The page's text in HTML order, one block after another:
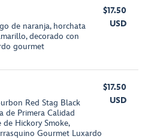
de naranja, horchata
decorado con
gourmet
$17.50
USD
Red Stag Black
de Primera Calidad
Hickory Smoke,
Gourmet Luxardo
$17.50
USD